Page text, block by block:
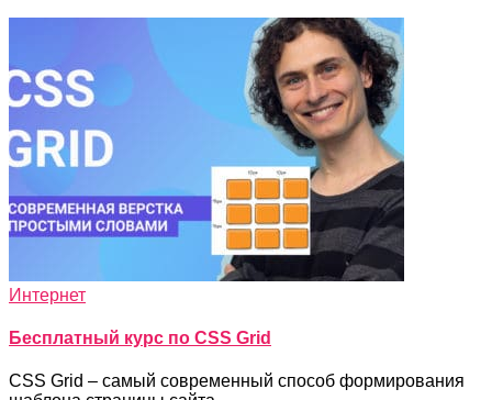
Интернет
Бесплатный курс по CSS Grid
CSS Grid – самый современный способ формирования